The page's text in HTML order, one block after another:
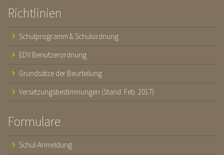
Richtlinien
Schulprogramm & Schulordnung
EDV Benutzerordnung
Grundsätze der Beurteilung
Versetzungsbestimmungen (Stand: Feb. 2017)
Formulare
Schul-Anmeldung